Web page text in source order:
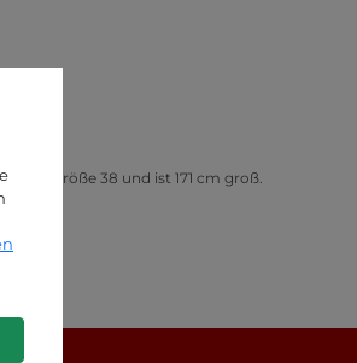
trägt Größe 38 und ist 171 cm groß.